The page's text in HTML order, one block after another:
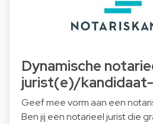
Dynamische
jurist(e)/
Geef mee vorm aan een
Ben jij een notarieel jurist die